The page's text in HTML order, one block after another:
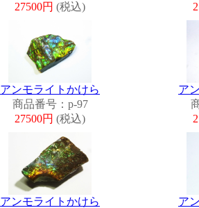
27500円 (税込)
アンモライトかけら
商品番号：p-97
27500円 (税込)
ア
アンモライトかけら
ア